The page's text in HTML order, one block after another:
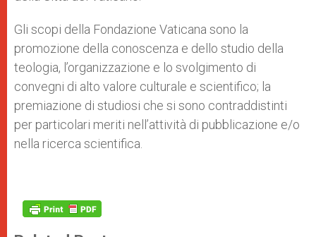
Gli scopi della Fondazione Vaticana sono la
promozione della conoscenza e dello studio della
teologia, l’organizzazione e lo svolgimento di
convegni di alto valore culturale e scientifico; la
premiazione di studiosi che si sono contraddistinti
per particolari meriti nell’attività di pubblicazione e/o
nella ricerca scientifica.